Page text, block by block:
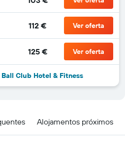
112 € Ver oferta
125 € Ver oferta
Club Hotel & Fitness
Alojamentos próximos